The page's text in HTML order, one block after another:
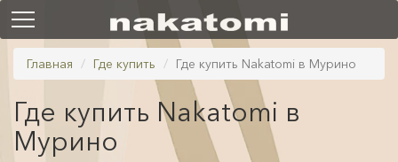
Главная Где купить Где купить Nakatomi в Мурино
Где купить Nakatomi в
Мурино